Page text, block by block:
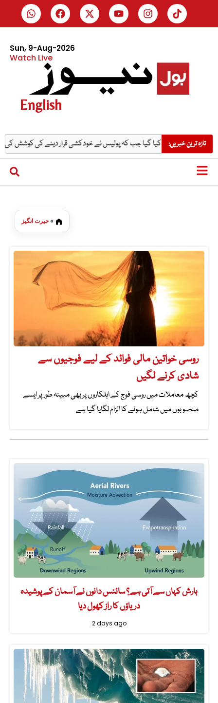
Sun, 9-Aug-2026
Watch Live
English
تازہ ترین خبریں:
قتل کیا گیا جب کہ پولیس نے خودکشی قرار دینے کی کوشش کی، میر رضا کے والد
» حیرت انگیز
روسی خواتین مالی فوائد کے لیے فوجیوں سے
شادی کرنے لگیں
کچھ معاملات میں روسی فوج کے اہلکاروں پر بھی مبینہ طور پر ایسے
منصوبوں میں شامل ہونے کا الزام لگایا گیا ہے
بارش کہاں سے آتی ہے؟ سائنس دانوں نے آسمان کے پوشیدہ
دریاؤں کا راز کھول دیا
2 days ago